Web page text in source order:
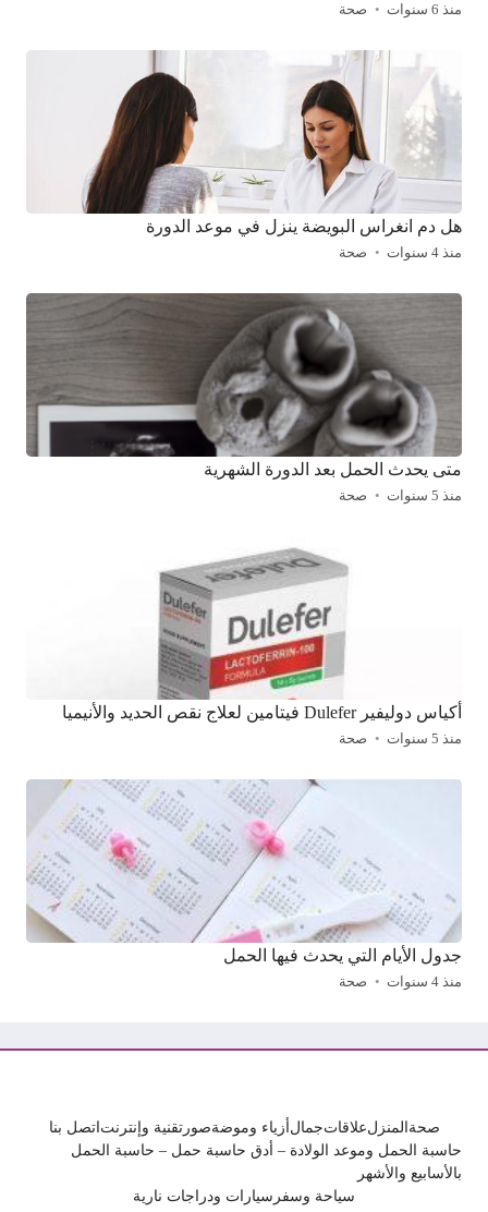
منذ 6 سنوات صحة
هل دم انغراس البويضة ينزل في موعد الدورة
منذ 4 سنوات صحة
متى يحدث الحمل بعد الدورة الشهرية
منذ 5 سنوات صحة
أكياس دوليفير Dulefer فيتامين لعلاج نقص الحديد والأنيميا
منذ 5 سنوات صحة
جدول الأيام التي يحدث فيها الحمل
منذ 4 سنوات صحة
صحةالمنزلعلاقاتجمالأزياء وموضةصورتقنية وإنترنتاتصل بنا
حاسبة الحمل وموعد الولادة – أدق حاسبة حمل – حاسبة الحمل
بالأسابيع والأشهر
سياحة وسفر سيارات ودراجات نارية